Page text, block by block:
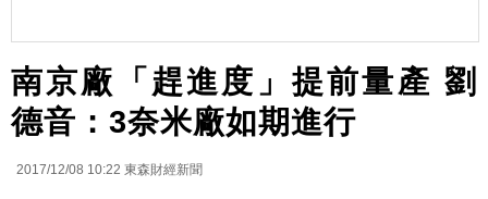
南京廠「趕進度」提前量產 劉
德音：3奈米廠如期進行
2017/12/08 10:22 東森財經新聞